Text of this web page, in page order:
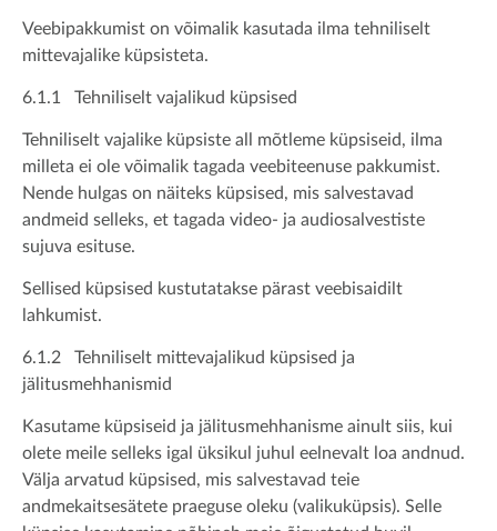
Veebipakkumist on võimalik kasutada ilma tehniliselt
mittevajalike küpsisteta.
6.1.1 Tehniliselt vajalikud küpsised
Tehniliselt vajalike küpsiste all mõtleme küpsiseid, ilma
milleta ei ole võimalik tagada veebiteenuse pakkumist.
Nende hulgas on näiteks küpsised, mis salvestavad
andmeid selleks, et tagada video- ja audiosalvestiste
sujuva esituse.
Sellised küpsised kustutatakse pärast veebisaidilt
lahkumist.
6.1.2 Tehniliselt mittevajalikud küpsised ja
jälitusmehhanismid
Kasutame küpsiseid ja jälitusmehhanisme ainult siis, kui
olete meile selleks igal üksikul juhul eelnevalt loa andnud.
Välja arvatud küpsised, mis salvestavad teie
andmekaitsesätete praeguse oleku (valikuküpsis). Selle